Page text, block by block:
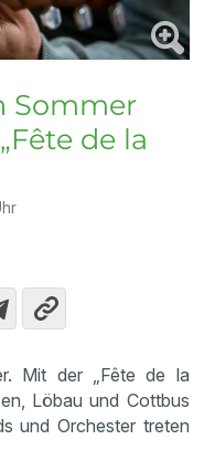
Sommer
de la
Mit der „Fête de la
Löbau und Cottbus
und Orchester treten